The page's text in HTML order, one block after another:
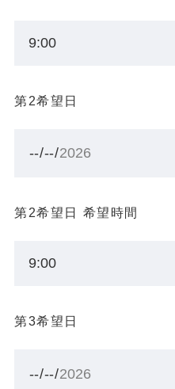
第2希望日
第2希望日 希望時間
第3希望日